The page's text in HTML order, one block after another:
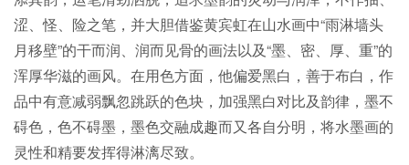
涩、怪、险之笔，并大胆借鉴黄宾虹在山水画中“雨淋墙头
月移壁”的干而润、润而见骨的画法以及“墨、密、厚、重”的
浑厚华滋的画风。在用色方面，他偏爱黑白，善于布白，作
品中有意减弱飘忽跳跃的色块，加强黑白对比及韵律，墨不
碍色，色不碍墨，墨色交融成趣而又各自分明，将水墨画的
灵性和精要发挥得淋漓尽致。